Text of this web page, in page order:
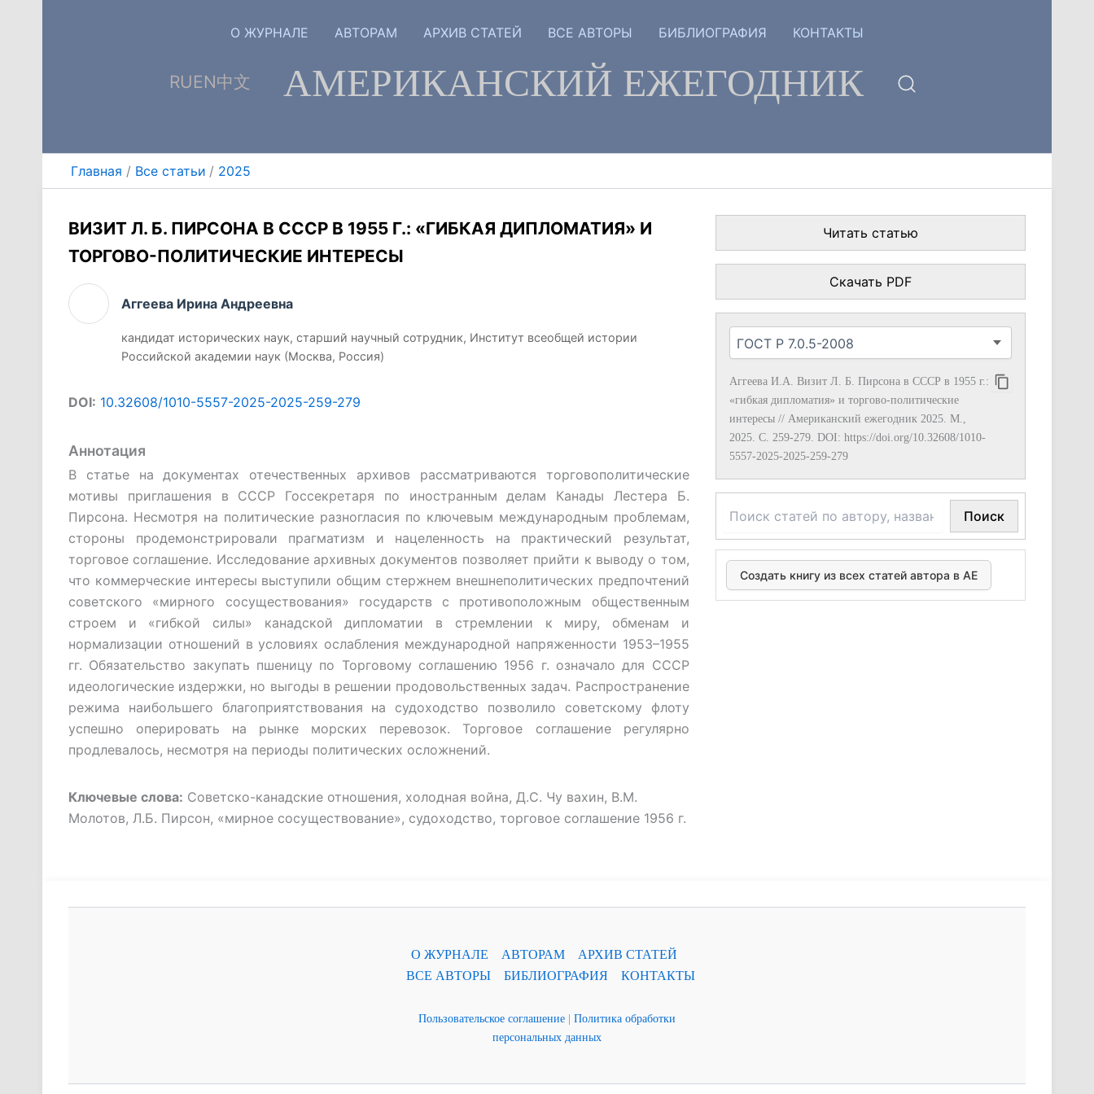
RUEN中文 АМЕРИКАНСКИЙ ЕЖЕГОДНИК
О ЖУРНАЛЕ АВТОРАМ АРХИВ СТАТЕЙ ВСЕ АВТОРЫ БИБЛИОГРАФИЯ КОНТАКТЫ
Главная Все статьи 2025
ВИЗИТ Л. Б. ПИРСОНА В СССР В 1955 Г.: «ГИБКАЯ ДИПЛОМАТИЯ» И
ТОРГОВО-ПОЛИТИЧЕСКИЕ ИНТЕРЕСЫ
Аггеева Ирина Андреевна
кандидат исторических наук, старший научный сотрудник, Институт всеобщей истории
Российской академии наук (Москва, Россия)
DOI: 10.32608/1010-5557-2025-2025-259-279
Аннотация
В статье на документах отечественных архивов рассматриваются торговополитические
мотивы приглашения в СССР Госсекретаря по иностранным делам Канады Лестера Б.
Пирсона. Несмотря на политические разногласия по ключевым международным проблемам,
стороны продемонстрировали прагматизм и нацеленность на практический результат,
торговое соглашение. Исследование архивных документов позволяет прийти к выводу о том,
что коммерческие интересы выступили общим стержнем внешнеполитических предпочтений
советского «мирного сосуществования» государств с противоположным общественным
строем и «гибкой силы» канадской дипломатии в стремлении к миру, обменам и
нормализации отношений в условиях ослабления международной напряженности 1953–1955
гг. Обязательство закупать пшеницу по Торговому соглашению 1956 г. означало для СССР
идеологические издержки, но выгоды в решении продовольственных задач. Распространение
режима наибольшего благоприятствования на судоходство позволило советскому флоту
успешно оперировать на рынке морских перевозок. Торговое соглашение регулярно
продлевалось, несмотря на периоды политических осложнений.
Ключевые слова: Советско-канадские отношения, холодная война, Д.С. Чу вахин, В.М.
Молотов, Л.Б. Пирсон, «мирное сосуществование», судоходство, торговое соглашение 1956 г.
Читать статью
Скачать PDF
Аггеева И.А. Визит Л. Б. Пирсона в СССР в 1955 г.:
«гибкая дипломатия» и торгово-политические
интересы // Американский ежегодник 2025. М.,
2025. С. 259-279. DOI: https://doi.org/10.32608/1010-
5557-2025-2025-259-279
Поиск
Создать книгу из всех статей автора в АЕ
О ЖУРНАЛЕ АВТОРАМ
АРХИВ СТАТЕЙ
ВСЕ АВТОРЫ
БИБЛИОГРАФИЯ КОНТАКТЫ
Пользовательское соглашение | Политика обработки
персональных данных